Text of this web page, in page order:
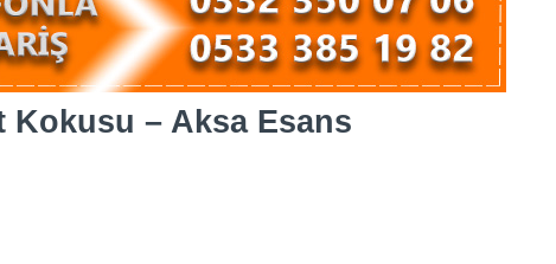
Kokusu – Aksa Esans